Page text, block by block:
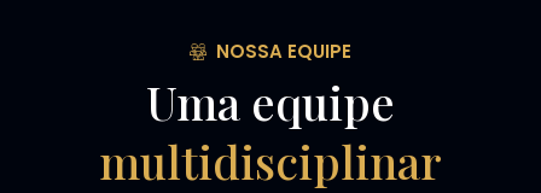
NOSSA EQUIPE
Uma equipe
multidisciplinar